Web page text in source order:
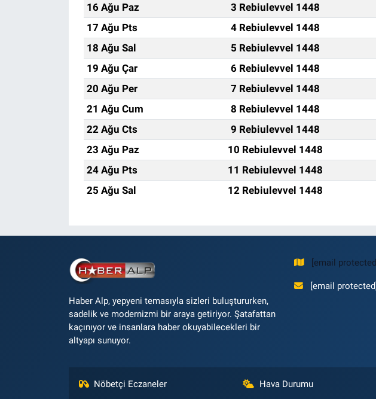
16 Ağu Paz
3 Rebiulevvel 1448
17 Ağu Pts
4 Rebiulevvel 1448
18 Ağu Sal
5 Rebiulevvel 1448
19 Ağu Çar
6 Rebiulevvel 1448
20 Ağu Per
7 Rebiulevvel 1448
21 Ağu Cum
8 Rebiulevvel 1448
22 Ağu Cts
9 Rebiulevvel 1448
23 Ağu Paz
10 Rebiulevvel 1448
24 Ağu Pts
11 Rebiulevvel 1448
25 Ağu Sal
12 Rebiulevvel 1448
Haber Alp, yepyeni temasıyla sizleri buluştururken,
sadelik ve modernizmi bir araya getiriyor. Şatafattan
kaçınıyor ve insanlara haber okuyabilecekleri bir
altyapı sunuyor.
[email protected]
[email protected]
Nöbetçi Eczaneler Hava Durumu